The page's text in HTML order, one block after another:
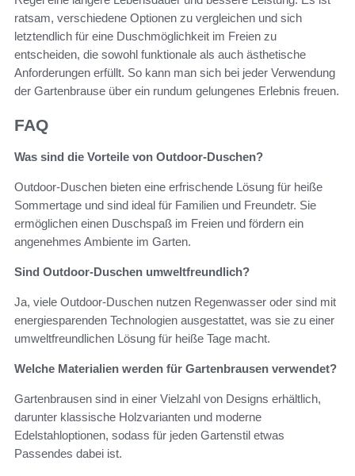
ratsam, verschiedene Optionen zu vergleichen und sich
letztendlich für eine Duschmöglichkeit im Freien zu
entscheiden, die sowohl funktionale als auch ästhetische
Anforderungen erfüllt. So kann man sich bei jeder Verwendung
der Gartenbrause über ein rundum gelungenes Erlebnis freuen.
FAQ
Was sind die Vorteile von Outdoor-Duschen?
Outdoor-Duschen bieten eine erfrischende Lösung für heiße
Sommertage und sind ideal für Familien und Freundetr. Sie
ermöglichen einen Duschspaß im Freien und fördern ein
angenehmes Ambiente im Garten.
Sind Outdoor-Duschen umweltfreundlich?
Ja, viele Outdoor-Duschen nutzen Regenwasser oder sind mit
energiesparenden Technologien ausgestattet, was sie zu einer
umweltfreundlichen Lösung für heiße Tage macht.
Welche Materialien werden für Gartenbrausen verwendet?
Gartenbrausen sind in einer Vielzahl von Designs erhältlich,
darunter klassische Holzvarianten und moderne
Edelstahloptionen, sodass für jeden Gartenstil etwas
Passendes dabei ist.